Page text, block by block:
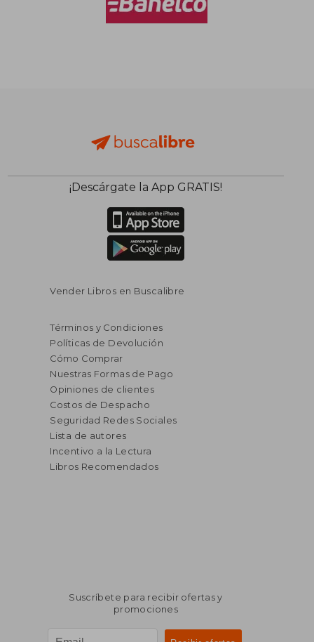
¡Descárgate la App GRATIS!
Vender Libros en Buscalibre
Términos y Condiciones
Políticas de Devolución
Cómo Comprar
Nuestras Formas de Pago
Opiniones de clientes
Costos de Despacho
Seguridad Redes Sociales
Lista de autores
Incentivo a la Lectura
Libros Recomendados